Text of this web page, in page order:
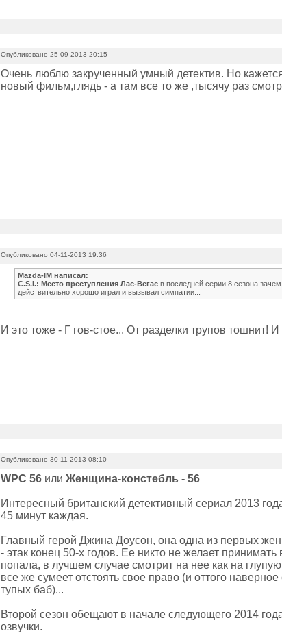
Опубликовано 25-09-2013 20:15
Очень люблю закрученный умный детектив. Но
новый фильм,глядь - а там все то же ,тысячу раз
Опубликовано 04-11-2013 19:36
Mazda-IM написал:
C.S.I.: Место преступления Лас-Вегас в последней серии 8 сезона
действительно хорошо играл и вызывал симпатии...
И это тоже - Г гов-стое... От разделки трупов тошнит!
Опубликовано 30-11-2013 08:10
WPC 56 или Женщина-констебль - 56
Интересный британский детективный сериал 2013
45 минут каждая.
Главный герой Джина Доусон, она одна из первых
- этак конец 50-х годов. Ее никто не желает принимать
попала, в лучшем случае смотрит на нее как на
все же сумеет отстоять свое право (и оттого
тупых баб)...
Второй сезон обещают в начале следующего 2014
озвучки.